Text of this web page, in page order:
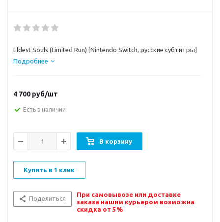
Eldest Souls (Limited Run) [Nintendo Switch, русские субтитры]
Подробнее
4 700 руб/шт
Есть в наличии
В корзину
Купить в 1 клик
Поделиться
При самовывозе или доставке
заказа нашим курьером возможна
скидка от 5%